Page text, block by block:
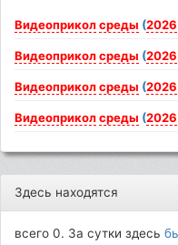
Видеоприкол среды (2026
Видеоприкол среды (2026
Видеоприкол среды (2026
Видеоприкол среды (2026
Здесь находятся
всего 0. За сутки здесь